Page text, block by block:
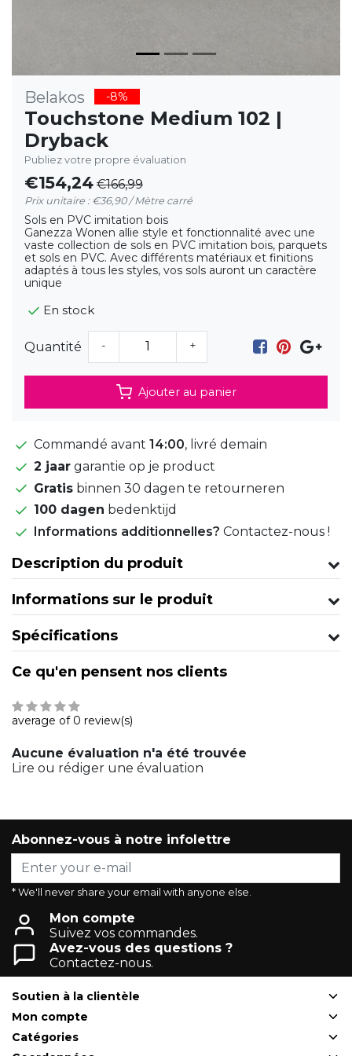
Belakos -8%
Touchstone Medium 102 |
Dryback
Publiez votre propre évaluation
€154,24 €166,99
Prix unitaire : €36,90 / Mètre carré
Sols en PVC imitation bois
Ganezza Wonen allie style et fonctionnalité avec une
vaste collection de sols en PVC imitation bois, parquets
et sols en PVC. Avec différents matériaux et finitions
adaptés à tous les styles, vos sols auront un caractère
unique
En stock
Quantité - +
Ajouter au panier
Commandé avant 14:00, livré demain
2 jaar garantie op je product
Gratis binnen 30 dagen te retourneren
100 dagen bedenktijd
Informations additionnelles? Contactez-nous !
Description du produit
Informations sur le produit
Spécifications
Ce qu'en pensent nos clients
average of 0 review(s)
Aucune évaluation n'a été trouvée
Lire ou rédiger une évaluation
Abonnez-vous à notre infolettre
* We'll never share your email with anyone else.
Mon compte
Suivez vos commandes.
Avez-vous des questions ?
Contactez-nous.
Soutien à la clientèle
Mon compte
Catégories